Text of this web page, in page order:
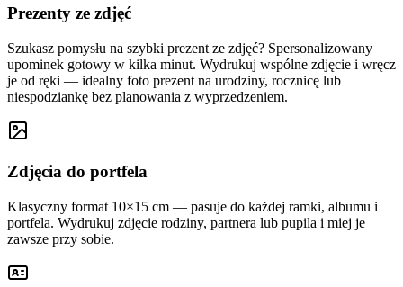
Prezenty ze zdjęć
Szukasz pomysłu na szybki prezent ze zdjęć? Spersonalizowany
upominek gotowy w kilka minut. Wydrukuj wspólne zdjęcie i wręcz
je od ręki — idealny foto prezent na urodziny, rocznicę lub
niespodziankę bez planowania z wyprzedzeniem.
Zdjęcia do portfela
Klasyczny format 10×15 cm — pasuje do każdej ramki, albumu i
portfela. Wydrukuj zdjęcie rodziny, partnera lub pupila i miej je
zawsze przy sobie.